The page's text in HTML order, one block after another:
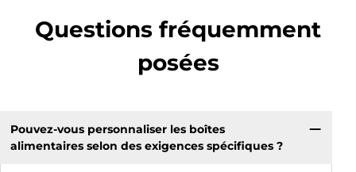
Questions fréquemment
posées
Pouvez-vous personnaliser les boîtes
alimentaires selon des exigences spécifiques ?